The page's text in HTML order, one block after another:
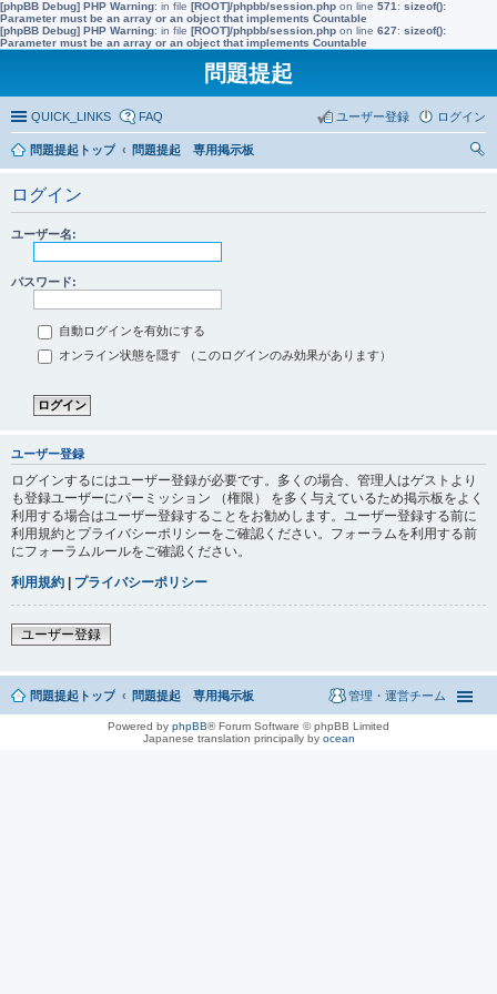
[phpBB Debug] PHP Warning: in file [ROOT]/phpbb/session.php on line 571 : sizeof():
Parameter must be an array or an object that implements Countable
[phpBB Debug] PHP Warning: in file [ROOT]/phpbb/session.php on line 627: sizeof():
Parameter must be an array or an object that implements Countable
問題提起
QUICK_LINKS FAQ ログイン
ユーザー登録
問題提起トップ
問題提起 専用掲示板
ログイン
ユーザー名:
パスワード:
自動ログインを有効にする
オンライン状態を隠す （このログインのみ効果があります）
ユーザー登録
ログインするにはユーザー登録が必要です。多くの場合、管理人はゲストより
も登録ユーザーにパーミッション （権限） を多く与えているため掲示板をよく
利用する場合はユーザー登録することをお勧めします。ユーザー登録する前に
利用規約とプライバシーポリシーをご確認ください。フォーラムを利用する前
にフォーラムルールをご確認ください。
利用規約 | プライバシーポリシー
ユーザー登録
問題提起トップ 問題提起 専用掲示板 管理・運営チーム
Powered by phpBB® Forum Software © phpBB Limited
Japanese translation principally by ocean